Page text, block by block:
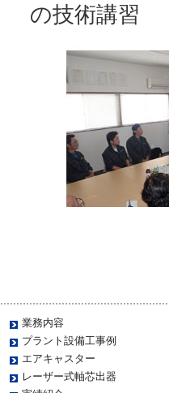
の技術講習
業務内容
プラント設備工事例
エアキャスター
レーザー式軸芯出器